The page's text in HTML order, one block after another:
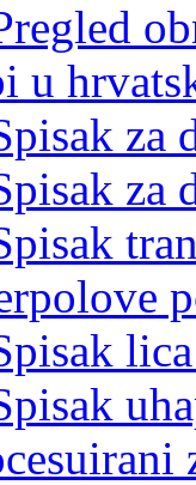
u
za
za